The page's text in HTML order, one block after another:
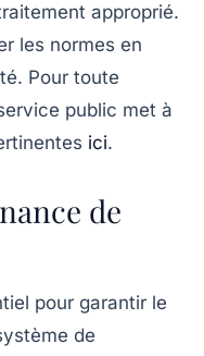
approprié.
les normes en
Pour toute
public met à
ici.
de
pour garantir le
de